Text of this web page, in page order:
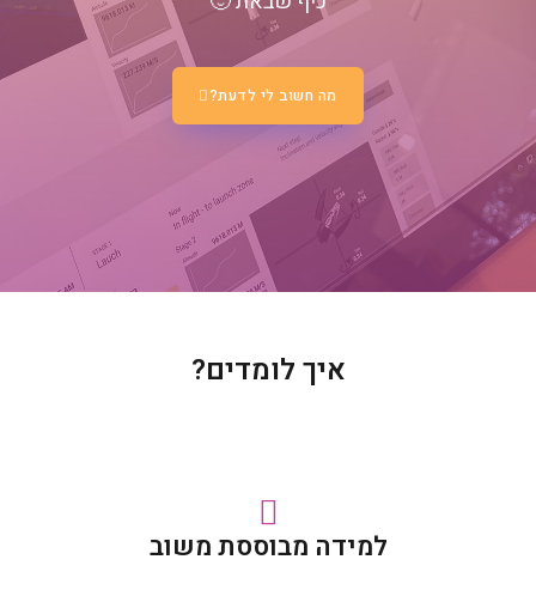
מה חשוב לי לדעת?
איך לומדים?
למידה מבוססת משוב​